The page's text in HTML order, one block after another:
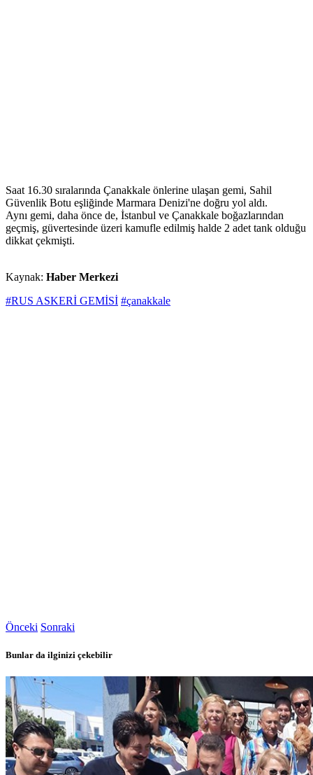
Saat 16.30 sıralarında Çanakkale önlerine ulaşan gemi, Sahil
Güvenlik Botu eşliğinde Marmara Denizi'ne doğru yol aldı.
Aynı gemi, daha önce de, İstanbul ve Çanakkale boğazlarından
geçmiş, güvertesinde üzeri kamufle edilmiş halde 2 adet tank olduğu
dikkat çekmişti.
Kaynak: Haber Merkezi
#RUS ASKERİ GEMİSİ #çanakkale
Önceki Sonraki
Bunlar da ilginizi çekebilir